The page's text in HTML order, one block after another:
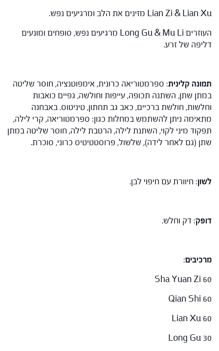
Lian Zi & Lian Xu מזינים את הלב ומרגיעים נפש.
העוזרים Long Gu & Mu Li מרגיעים נפש, סופחים ומונעים
דליפה של זרע.
תמונה קלינית: ספרמטוריאה כרונית, אימפוטנציה, חוסר שליטה
במתן שתן, השתנה תכופה, עייפות וחולשה, גפיים כואבות
וחלשות, חולשת ברכיים, כאב גב תחתון, טיניטוס. באבחנה
מתאימה ניתן להשתמש במחלות כגון: ספרמטוריאה, קרי לילה,
תפקוד מיני לקוי, השתנת לילה, הרטבת לילה, חוסר שליטה במתן
שתן (גם לאחר לידה), שלשול, פרוסטטיטיס כרוני, סוכרת.
לשון: חיוורת עם חיפוי לבן.
דופק: דק וחלש.
מרכיבים:
Sha Yuan Zi 60
Qian Shi 60
Lian Xu 60
Long Gu 30